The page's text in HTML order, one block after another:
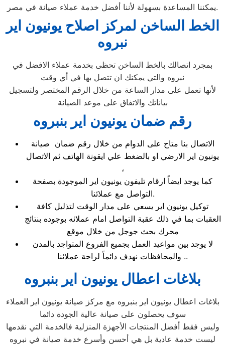
يمكننا المساعدة بسهولة لأننا أفضل خدمة عملاء صيانة في مصر.
الخط الساخن لمركز اصلاح يونيون اير
نبروه
بمجرد اتصالك بالخط الساخن تحظى بخدمة عملاء الافضل في
نبروه والتي يمكنك ان تتصل بها في أي وقت
لأنها تعمل على مدار الساعة من خلال الرقم المختصر ولتسجيل
بياناتك والاتفاق على موعد الصيانة
رقم ضمان يونيون اير بنبروه
الاتصال بنا متاح على الدوام من خلال رقم ضمان صيانة
يونيون اير الارضي او بالضغط علي ايقونة الهاتف ثم الاتصال
،
كما يوجد ايضاً ارقام تليفون يونيون اير الموجودة بصفحة
التواصل مع عملائنا.
توكيل يونيون اير يسعي على مدار الوقت لتذليل كافة
العقبات بما في ذلك عقبة التواصل امام عملائه بوجوده بنتائج
محرك بحث جوجل من خلال موقع
لا يوجد بين مواعيد العمل بجميع الفروع المتواجد بالمدن
والمحافظات نهدف دائماً لراحة عملائنا ..
بلاغات اعطال يونيون اير بنبروه
بلاغات اعطال يونيون اير بنبروه مع مركز صيانة يونيون اير العملاء
سوف يحصلون على صيانة عالية الجودة دائما
وليس فقط أفضل المنتجات الأجهزة المنزلية فالخدمة التي نقدمها
ليست خدمة عادية بل هي أحسن وأسرع خدمة صيانة في نبروه